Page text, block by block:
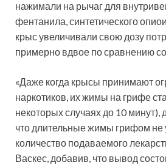
нажимали на рычаг для
фентанила, синтетического
крыс увеличивали свою дозу
примерно вдвое по сравнению
«Даже когда крысы принимают
наркотиков, их жимы на грифе
некоторых случаях до 10 минут),
что длительные жимы грифом не
количество подаваемого
Васкес, добавив, что вывод